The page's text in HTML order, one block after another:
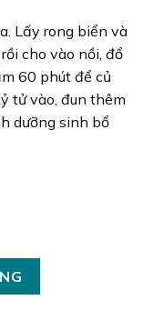
Lấy rong biển và
cho vào nồi, đổ
60 phút để củ
tử vào, đun thêm
dưỡng sinh bổ